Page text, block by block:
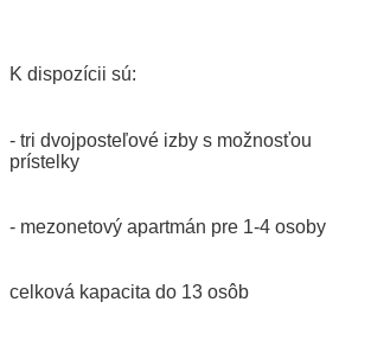
K dispozícii sú:
- tri dvojposteľové izby s možnosťou
prístelky
- mezonetový apartmán pre 1-4 osoby
celková kapacita do 13 osôb